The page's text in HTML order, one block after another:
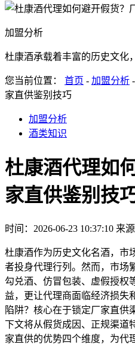
加盟分析
杜康酒承载着丰富的历史文化
您当前位置： 首页 - 加盟分析
家直供鉴别技巧
加盟分析
酒类知识
杜康酒代理如
家直供鉴别技
时间：2026-06-23 10:37:10 来
杜康酒作为历史文化名酒，市
者投身代理行列。然而，市
勾兑酒、仿冒包装、虚假授权
益，更让代理商面临经济损失
陷阱？核心在于锁定厂家直供
下文将从假货成因、正规渠道
家直供的优势四个维度，为代